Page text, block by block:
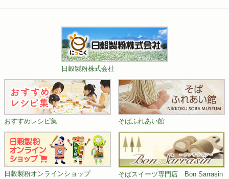
日穀製粉株式会社
おすすめレシピ集 そばふれあい館
日穀製粉オンラインショップ そばスイーツ専門店 Bon Sarrasin